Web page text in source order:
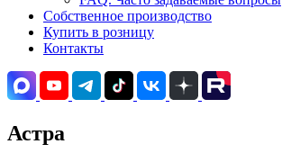
Собственное производство
Купить в розницу
Контакты
Астра